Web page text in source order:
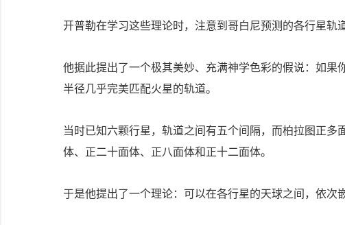
开普勒在学习这些理论时，注意到哥白尼预测的各行星轨
他据此提出了一个极其美妙、充满神学色彩的假说：如
半径几乎完美匹配火星的轨道。
当时已知六颗行星，轨道之间有五个间隔，而柏拉图正
体、正二十面体、正八面体和正十二面体。
于是他提出了一个理论：可以在各行星的天球之间，依次